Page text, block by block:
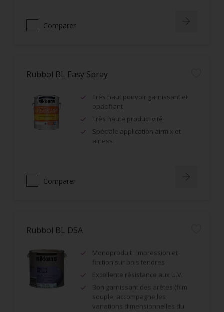
Comparer
Rubbol BL Easy Spray
Très haut pouvoir garnissant et
opacifiant
Très haute productivité
Spéciale application airmix et
airless
Comparer
Rubbol BL DSA
Monoproduit : impression et
finition sur bois tendres
Excellente résistance aux U.V.
Bon garnissant des arêtes (film
souple, accompagne les
variations dimensionnelles du